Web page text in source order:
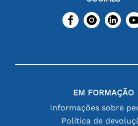
EM FORMAÇÃO
Informações sobre
Política de